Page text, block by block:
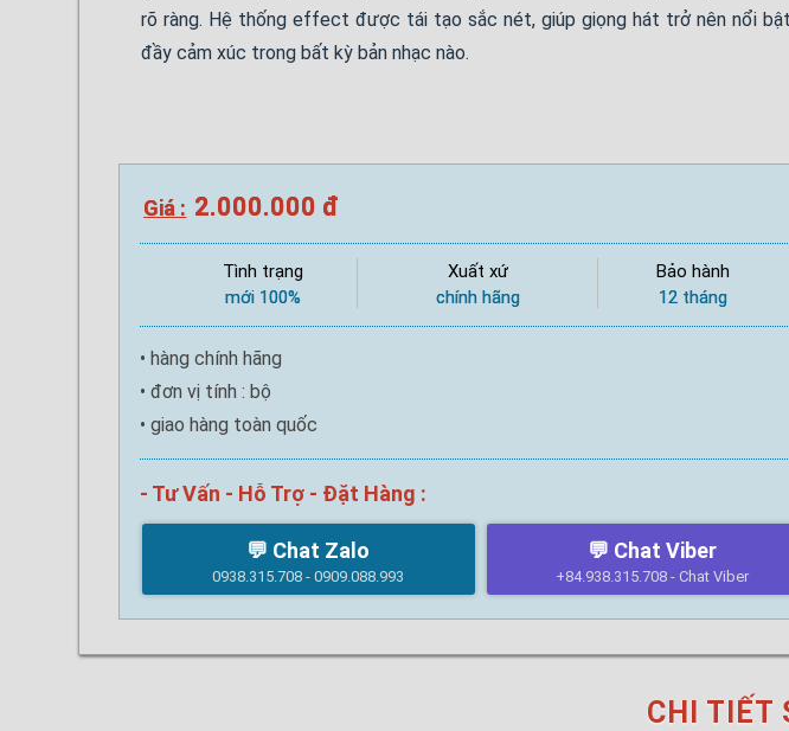
rõ ràng. Hệ thống effect được tái tạo sắc nét, giúp giọng hát trở nên nổi
đầy cảm xúc trong bất kỳ bản nhạc nào.
Giá : 2.000.000 đ
Tình trạng
mới 100%
Xuất xứ
chính hãng
Bảo hành
12 tháng
• hàng chính hãng
• đơn vị tính : bộ
• giao hàng toàn quốc
- Tư Vấn - Hỗ Trợ - Đặt Hàng :
💬 Chat Zalo
0938.315.708 - 0909.088.993
💬 Chat Viber
+84.938.315.708 - Chat Viber
CHI TIẾT